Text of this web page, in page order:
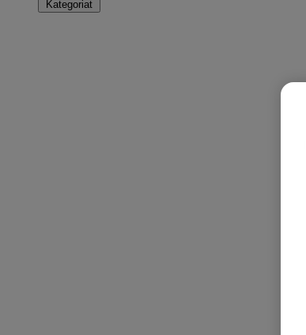
Kategoriat